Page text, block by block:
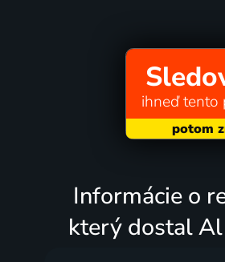
ihneď tento
Informácie o
který dostal